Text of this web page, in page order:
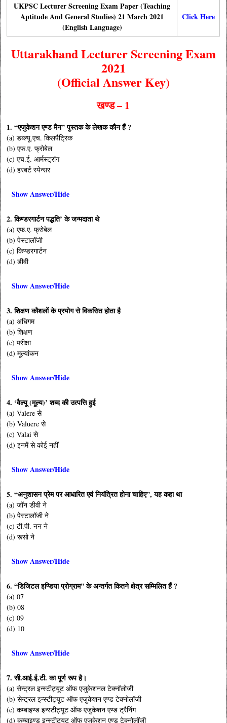
UKPSC Lecturer Screening Exam Paper (Teaching
Aptitude And General Studies) 21 March 2021
(English Language)
Click Here
Uttarakhand Lecturer Screening Exam
2021
(Official Answer Key)
खण्ड – 1
1. “एजुकेशन एण्ड मैन” पुस्तक के लेखक कौन हैं ?
(a) डब्ल्यू.एच. किलपैट्रिक
(b) एफ.ए. फ्रोबेल
(c) एच.ई. आर्मस्ट्रांग
(d) हरबर्ट स्पेन्सर
Show Answer/Hide
2. किण्डरगार्टन पद्धति’ के जन्मदाता थे
(a) एफ.ए. फ्रोबेल
(b) पेस्टालॉजी
(c) किण्डरगार्टन
(d) डीवी
Show Answer/Hide
3. शिक्षण कौशलों के प्रयोग से विकसित होता है
(a) अधिगम
(b) शिक्षण
(c) परीक्षा
(d) मूल्यांकन
Show Answer/Hide
4. ‘वैल्यू (मूल्य)’ शब्द की उत्पत्ति हुई
(a) Valere से
(b) Valuere से
(c) Valai से
(d) इनमें से कोई नहीं
Show Answer/Hide
5. “अनुशासन प्रेम पर आधारित एवं नियंत्रित होना चाहिए”, यह कहा था
(a) जॉन डीवी ने
(b) पेस्टालॉजी ने
(c) टी.पी. नन ने
(d) रूसो ने
Show Answer/Hide
6. “डिजिटल इण्डिया प्रोग्राम” के अन्तर्गत कितने क्षेत्र सम्मिलित हैं ?
(a) 07
(b) 08
(c) 09
(d) 10
Show Answer/Hide
7. सी.आई.ई.टी. का पूर्ण रूप है।
(a) सेन्ट्रल इन्स्टीट्यूट ऑफ एजुकेशनल टेक्नॉलोजी
(b) सेन्ट्रल इन्स्टीट्यूट ऑफ एजुकेशन एण्ड टेक्नोलॉजी
(c) कम्बाइण्ड इन्स्टीट्यूट ऑफ एजुकेशन एण्ड ट्रैनिंग
(d) कम्बाइण्ड इन्स्टीट्यूट ऑफ एजुकेशन एण्ड टेक्नोलॉजी